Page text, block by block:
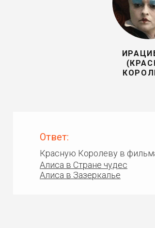
Ответ:
Красную Королеву в
Алиса в Стране чудес
Алиса в Зазеркалье